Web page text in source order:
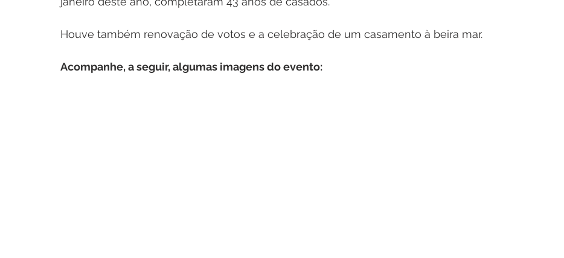
Houve também renovação de votos e a celebração de um casamento à beira mar.
Acompanhe, a seguir, algumas imagens do evento: